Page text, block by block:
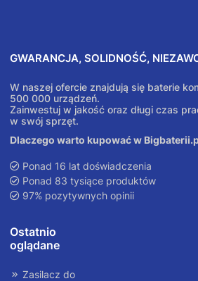
GWARANCJA, SOLIDNOŚĆ,
W naszej ofercie znajdują się baterie
500 000 urządzeń.
Zainwestuj w jakość oraz długi czas
w swój sprzęt.
Dlaczego warto kupować w
Ponad 16 lat doświadczenia
Ponad 83 tysiące produktów
97% pozytywnych opinii
Ostatnio
oglądane
Zasilacz do